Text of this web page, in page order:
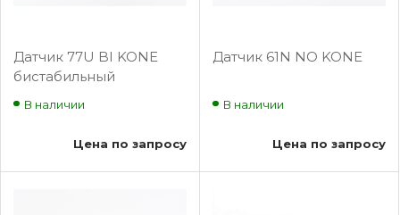
Датчик 77U BI KONE
бистабильный
В наличии
Цена по запросу
Датчик 61N NO KONE
В наличии
Цена по запросу